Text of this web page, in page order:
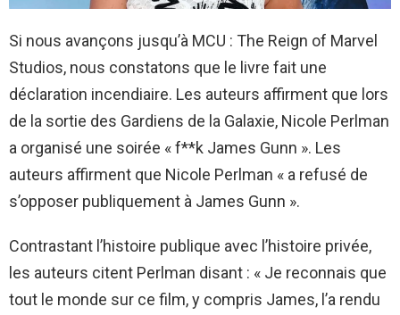
Si nous avançons jusqu’à MCU : The Reign of Marvel
Studios, nous constatons que le livre fait une
déclaration incendiaire. Les auteurs affirment que lors
de la sortie des Gardiens de la Galaxie, Nicole Perlman
a organisé une soirée « f**k James Gunn ». Les
auteurs affirment que Nicole Perlman « a refusé de
s’opposer publiquement à James Gunn ».
Contrastant l’histoire publique avec l’histoire privée,
les auteurs citent Perlman disant : « Je reconnais que
tout le monde sur ce film, y compris James, l’a rendu